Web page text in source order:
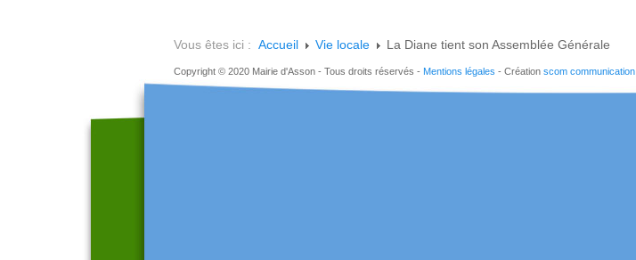
Vous êtes ici : Accueil Vie locale La Diane tient son Assemblée Générale
Copyright © 2020 Mairie d'Asson - Tous droits réservés - Mentions légales - Création scom communication